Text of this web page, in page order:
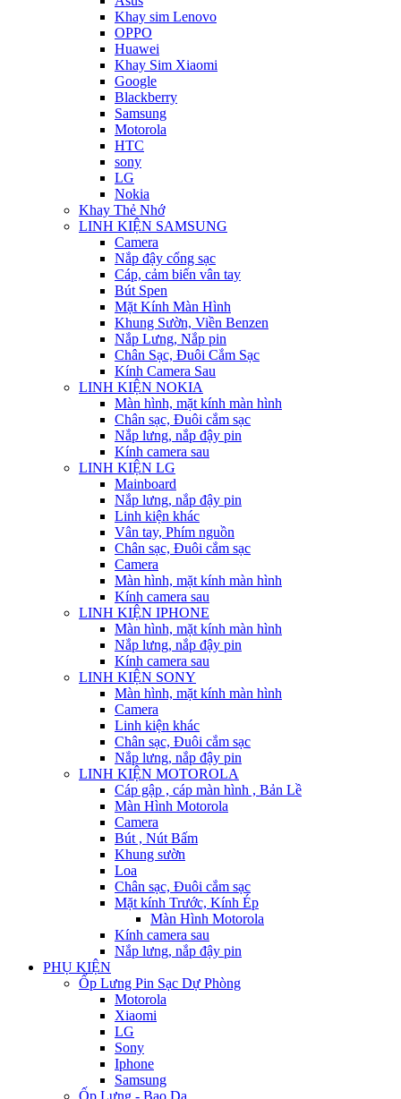
Khay sim Lenovo
OPPO
Huawei
Khay Sim Xiaomi
Google
Blackberry
Samsung
Motorola
HTC
sony
LG
Nokia
Khay Thẻ Nhớ
LINH KIỆN SAMSUNG
Camera
Nắp đậy cổng sạc
Cáp, cảm biến vân tay
Bút Spen
Mặt Kính Màn Hình
Khung Sườn, Viền Benzen
Nắp Lưng, Nắp pin
Chân Sạc, Đuôi Cắm Sạc
Kính Camera Sau
LINH KIỆN NOKIA
Màn hình, mặt kính màn hình
Chân sạc, Đuôi cắm sạc
Nắp lưng, nắp đậy pin
Kính camera sau
LINH KIỆN LG
Mainboard
Nắp lưng, nắp đậy pin
Linh kiện khác
Vân tay, Phím nguồn
Chân sạc, Đuôi cắm sạc
Camera
Màn hình, mặt kính màn hình
Kính camera sau
LINH KIỆN IPHONE
Màn hình, mặt kính màn hình
Nắp lưng, nắp đậy pin
Kính camera sau
LINH KIỆN SONY
Màn hình, mặt kính màn hình
Camera
Linh kiện khác
Chân sạc, Đuôi cắm sạc
Nắp lưng, nắp đậy pin
LINH KIỆN MOTOROLA
Cáp gập , cáp màn hình , Bản Lề
Màn Hình Motorola
Camera
Bút , Nút Bấm
Khung sườn
Loa
Chân sạc, Đuôi cắm sạc
Mặt kính Trước, Kính Ép
Màn Hình Motorola
Kính camera sau
Nắp lưng, nắp đậy pin
PHỤ KIỆN
Ốp Lưng Pin Sạc Dự Phòng
Motorola
Xiaomi
LG
Sony
Iphone
Samsung
Ốp Lưng - Bao Da